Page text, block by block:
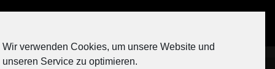
[contact-form-7 404 "Nicht gefunden"]
Wir verwenden Cookies, um unsere Website und
unseren Service zu optimieren.